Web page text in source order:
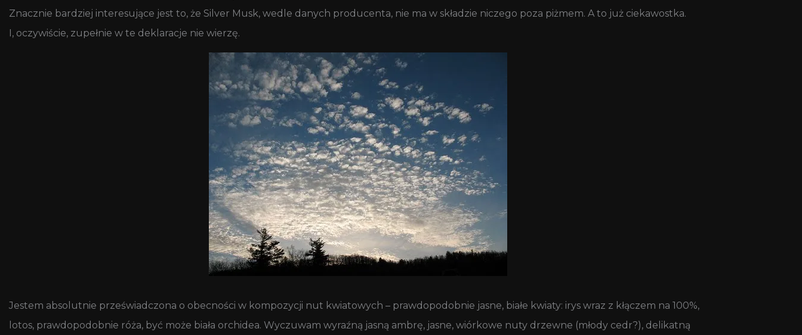
Znacznie bardziej interesujące jest to, że Silver Musk, wedle danych producenta, nie ma w składzie niczego poza piżmem. A to już ciekawostka.
I, oczywiście, zupełnie w te deklaracje nie wierzę.
Jestem absolutnie przeświadczona o obecności w kompozycji nut kwiatowych – prawdopodobnie jasne, białe kwiaty: irys wraz z kłączem na 100%,
lotos, prawdopodobnie róża, być może biała orchidea. Wyczuwam wyraźną jasną ambrę, jasne, wiórkowe nuty drzewne (młody cedr?), delikatną